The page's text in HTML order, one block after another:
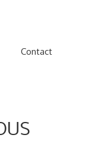
Contact